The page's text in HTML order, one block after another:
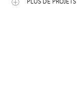
P PLUS DE PROJETS